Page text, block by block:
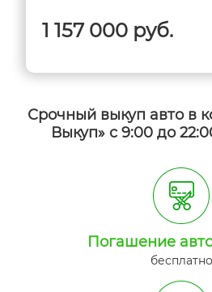
1 157 000 руб.
Срочный выкуп авто в
Выкуп» с 9:00 до
Погашение
бесплатно